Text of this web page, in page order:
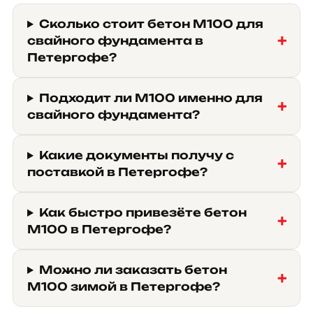
Сколько стоит бетон М100 для
свайного фундамента в
Петергофе?
Подходит ли М100 именно для
свайного фундамента?
Какие документы получу с
поставкой в Петергофе?
Как быстро привезёте бетон
М100 в Петергофе?
Можно ли заказать бетон
М100 зимой в Петергофе?